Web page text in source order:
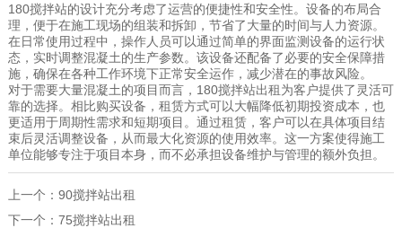
180搅拌站的设计充分考虑了运营的便捷性和安全性。设备的布局合
理，便于在施工现场的组装和拆卸，节省了大量的时间与人力资源。
在日常使用过程中，操作人员可以通过简单的界面监测设备的运行状
态，实时调整混凝土的生产参数。该设备还配备了必要的安全保障措
施，确保在各种工作环境下正常安全运作，减少潜在的事故风险。
对于需要大量混凝土的项目而言，180搅拌站出租为客户提供了灵活可
靠的选择。相比购买设备，租赁方式可以大幅降低初期投资成本，也
更适用于周期性需求和短期项目。通过租赁，客户可以在具体项目结
束后灵活调整设备，从而最大化资源的使用效率。这一方案使得施工
单位能够专注于项目本身，而不必承担设备维护与管理的额外负担。
上一个： 90搅拌站出租
下一个： 75搅拌站出租